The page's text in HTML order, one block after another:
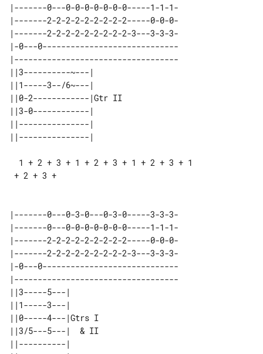
|-------0---0-0-0-0-0-0-0-----1-1-1-
|-------2-2-2-2-2-2-2-2-2-----0-0-0-
|-------2-2-2-2-2-2-2-2-2-3---3-3-3-
|-0---0-----------------------------
|-----------------------------------
||3----------~---|
||1-----3--/6~---|
||0-2------------|Gtr II
||3-0------------|
||---------------|
|-------0---0-3-0---0-3-0-----3-3-3-
|-------0---0-0-0-0-0-0-0-----1-1-1-
|-------2-2-2-2-2-2-2-2-2-----0-0-0-
|-------2-2-2-2-2-2-2-2-2-3---3-3-3-
|-0---0-----------------------------
|-----------------------------------
||3-----5---|
||1-----3---|
||0-----4---|Gtrs I
||3/5---5---|  & II
||----------|